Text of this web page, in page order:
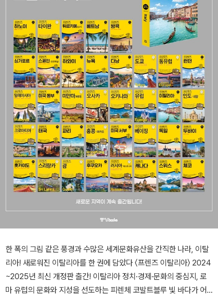
한 폭의 그림 같은 풍경과 수많은 세계문화유산을 간직한 나라, 이탈
리아! 새로워진 이탈리아를 한 권에 담았다 〈프렌즈 이탈리아〉 2024
~2025년 최신 개정판 출간! 이탈리아 정치·경제·문화의 중심지, 로
마 유럽의 문화와 지성을 선도하는 피렌체 코발트블루 빛 바다가 어